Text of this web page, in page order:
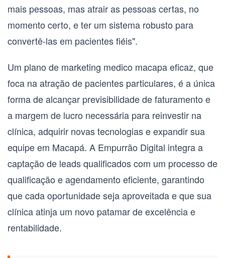
mais pessoas, mas atrair as pessoas certas, no
momento certo, e ter um sistema robusto para
convertê-las em pacientes fiéis".
Um plano de marketing medico macapaeficaz, que
foca na atração de pacientes particulares, é a única
forma de alcançar previsibilidade de faturamento e
a margem de lucro necessária para reinvestir na
clínica, adquirir novas tecnologias e expandir sua
equipe em Macapá. A Empurrão Digital integra a
captação de leads qualificados com um processo de
qualificação e agendamento eficiente, garantindo
que cada oportunidade seja aproveitada e que sua
clínica atinja um novo patamar de excelência e
rentabilidade.